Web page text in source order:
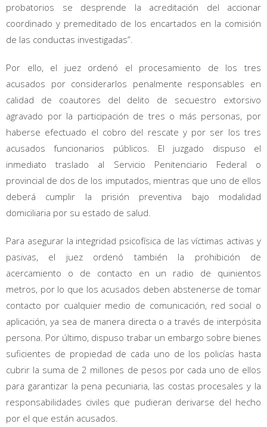
probatorios se desprende la acreditación del accionar
coordinado y premeditado de los encartados en la comisión
de las conductas investigadas”.
Por ello, el juez ordenó el procesamiento de los tres
acusados por considerarlos penalmente responsables en
calidad de coautores del delito de secuestro extorsivo
agravado por la participación de tres o más personas, por
haberse efectuado el cobro del rescate y por ser los tres
acusados funcionarios públicos. El juzgado dispuso el
inmediato traslado al Servicio Penitenciario Federal o
provincial de dos de los imputados, mientras que uno de ellos
deberá cumplir la prisión preventiva bajo modalidad
domiciliaria por su estado de salud.
Para asegurar la integridad psicofísica de las víctimas activas y
pasivas, el juez ordenó también la prohibición de
acercamiento o de contacto en un radio de quinientos
metros, por lo que los acusados deben abstenerse de tomar
contacto por cualquier medio de comunicación, red social o
aplicación, ya sea de manera directa o a través de interpósita
persona. Por último, dispuso trabar un embargo sobre bienes
suficientes de propiedad de cada uno de los policías hasta
cubrir la suma de 2 millones de pesos por cada uno de ellos
para garantizar la pena pecuniaria, las costas procesales y la
responsabilidades civiles que pudieran derivarse del hecho
por el que están acusados.